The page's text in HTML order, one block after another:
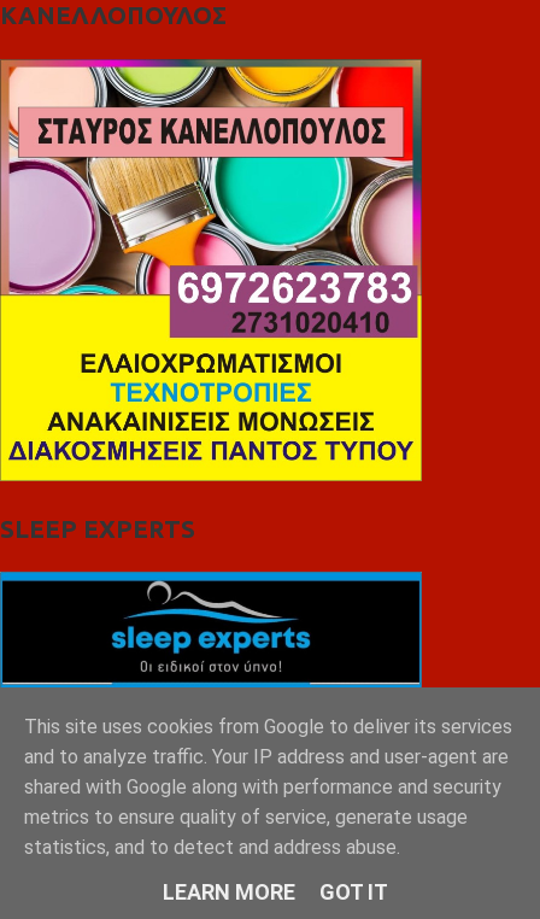
ΚΑΝΕΛΛΟΠΟΥΛΟΣ
SLEEP EXPERTS
This site uses cookies from Google to deliver its services
and to analyze traffic. Your IP address and user-agent are
shared with Google along with performance and security
metrics to ensure quality of service, generate usage
statistics, and to detect and address abuse.
LEARN MORE GOT IT